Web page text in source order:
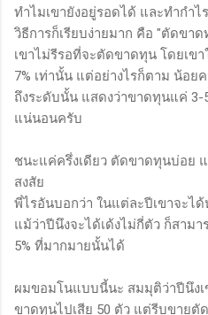
ทำไมเขายังอยู่รอดได้ และทำกำไ
วิธีการก็เรียบง่ายมาก คือ "ตัดขา
เขาไม่รีรอที่จะตัดขาดทุน โดยเข
7% เท่านั้น แต่อย่างไรก็ตาม น้อย
ถึงระดับนั้น แสดงว่าขาดทุนแค่
แน่นอนครับ
ชนะแค่ครึ่งเดียว ตัดขาดทุนบ่อย แ
สงสัย
พี่ไรอันบอกว่า ในแต่ละปีเขาจะได้
แม้ว่าปีนึงจะได้เด้งไม่กี่ตัว ก็สาม
5% ที่มากมายนั้นได้
ผมขอมโนแบบนี้นะ สมมุติว่าปีนึงเ
ขาดทุนไปเสีย 50 ตัว แต่รีบขายตั